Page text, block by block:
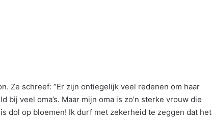
Ze schreef: “Er zijn ontiegelijk veel redenen om haar
veel oma’s. Maar mijn oma is zo’n sterke vrouw die
dol op bloemen! Ik durf met zekerheid te zeggen dat het